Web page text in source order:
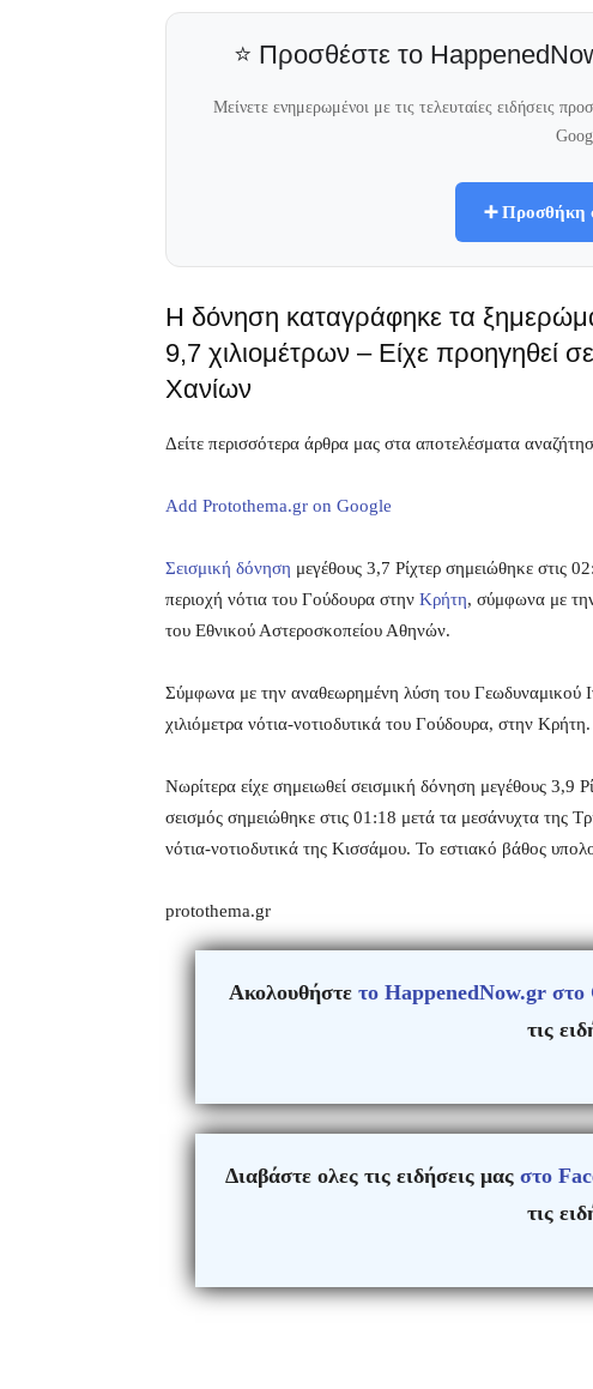
⭐ Προσθέστε το
Μείνετε ενημερωμένοι με τις τελευταίες ειδήσεις
➕ Προσθήκη
Η δόνηση καταγράφηκε τα
9,7 χιλιομέτρων – Είχε προηγηθεί
Χανίων
Δείτε περισσότερα άρθρα μας στα αποτελέσματα
Add Protothema.gr on Google
Σεισμική δόνηση μεγέθους 3,7 Ρίχτερ σημειώθηκε στις
περιοχή νότια του Γούδουρα στην Κρήτη, σύμφωνα με
του Εθνικού Αστεροσκοπείου Αθηνών.
Σύμφωνα με την αναθεωρημένη λύση του Γεωδυναμικού
χιλιόμετρα νότια-νοτιοδυτικά του Γούδουρα, στην
Νωρίτερα είχε σημειωθεί σεισμική δόνηση μεγέθους
σεισμός σημειώθηκε στις 01:18 μετά τα μεσάνυχτα της
νότια-νοτιοδυτικά της Κισσάμου. Το εστιακό βάθος
protothema.gr
Ακολουθήστε το HappenedNow.gr στο
τις
Διαβάστε ολες τις ειδήσεις μας στο
τις